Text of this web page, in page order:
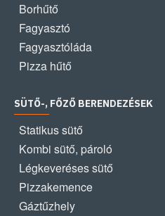
Borhűtő
Fagyasztó
Fagyasztóláda
Pizza hűtő
SÜTŐ-, FŐZŐ BERENDEZÉSEK
Statikus sütő
Kombi sütő, pároló
Légkeveréses sütő
Pizzakemence
Gáztűzhely